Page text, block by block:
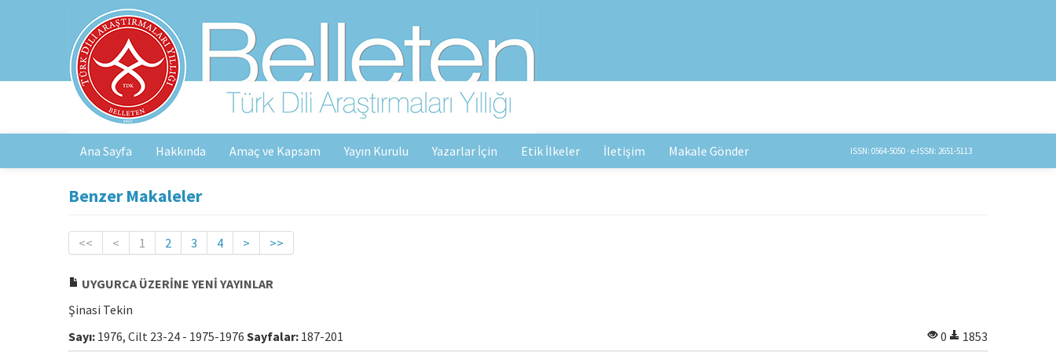
Ana Sayfa Hakkında Amaç ve Kapsam Yayın Kurulu Yazarlar İçin Etik İlkeler İletişim Makale Gönder ISSN: 0564-5050 · e-ISSN: 2651-5113
Benzer Makaleler
<< < 1 2 3 4 > >>
UYGURCA ÜZERİNE YENİ YAYINLAR
Şinasi Tekin
Sayı: 1976, Cilt 23-24 - 1975-1976 Sayfalar: 187-201 0
1853